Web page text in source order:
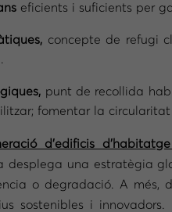
eficients i suficients per
concepte de refugi
punt de recollida
fomentar la
d’edificis
desplega una estratègia
o degradació. A
sostenibles i